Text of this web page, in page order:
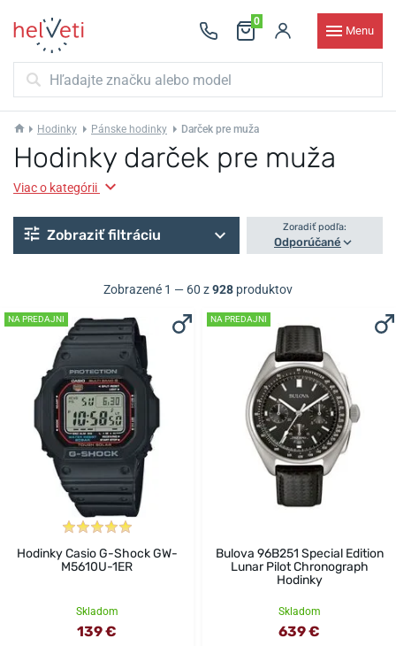
0
Menu
Hodinky Pánske hodinky Darček pre muža
Hodinky darček pre muža
Viac o kategórii
Zobraziť filtráciu Zoradiť podľa:
Odporúčané
Zobrazené 1 — 60 z928 produktov
NA PREDAJNI
Hodinky Casio G-Shock GW-
M5610U-1ER
Skladom
139 €
NA PREDAJNI
Bulova 96B251 Special Edition
Lunar Pilot Chronograph
Hodinky
Skladom
639 €